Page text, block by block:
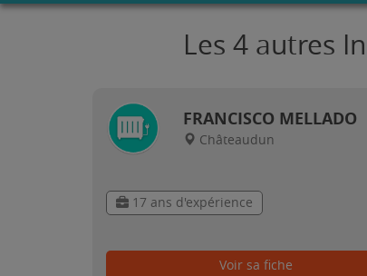
Les 4 autres
FRANCISCO MELLADO
Châteaudun
17 ans d'expérience
Voir sa fiche